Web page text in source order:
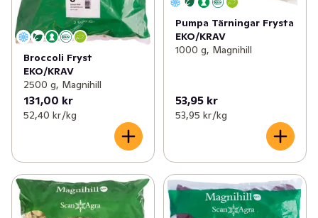
Broccoli Fryst
EKO/KRAV
2500 g, Magnihill
131,00 kr
52,40 kr /kg
Pumpa Tärningar Frysta
EKO/KRAV
1000 g, Magnihill
53,95 kr
53,95 kr /kg